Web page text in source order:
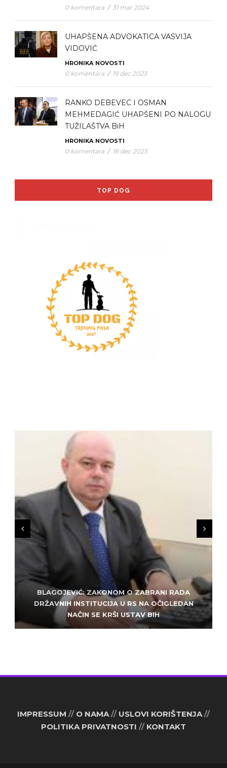
0 komentara / 31 mar 2024
UHAPŠENA ADVOKATICA VASVIJA
VIDOVIĆ
HRONIKA NOVOSTI
0 komentara / 19 dec 2023
RANKO DEBEVEC I OSMAN
MEHMEDAGIĆ UHAPŠENI PO NALOGU
TUŽILAŠTVA BiH
HRONIKA NOVOSTI
0 komentara / 18 dec 2023
TOP DOG
BLAGOJEVIĆ: ZAKONOM O ZABRANI RADA
DRŽAVNIH INSTITUCIJA U RS NA OČIGLEDAN
NAČIN SE KRŠI USTAV BIH
ZLATKO MILETIĆ: DODIK NEMA KUD OD
KRIMINALA, LJUDE IZ REPUBLIEK SRPSKE VUČE U
HAOS
SARAJEVO: ALEM MUDŽELET – ČOVJEK OD
POVJERENJA
IMPRESSUM // O NAMA // USLOVI KORIŠTENJA //
POLITIKA PRIVATNOSTI // KONTAKT